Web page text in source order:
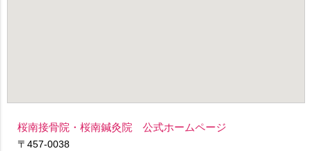
桜南接骨院・桜南鍼灸院 公式ホームページ
〒457-0038